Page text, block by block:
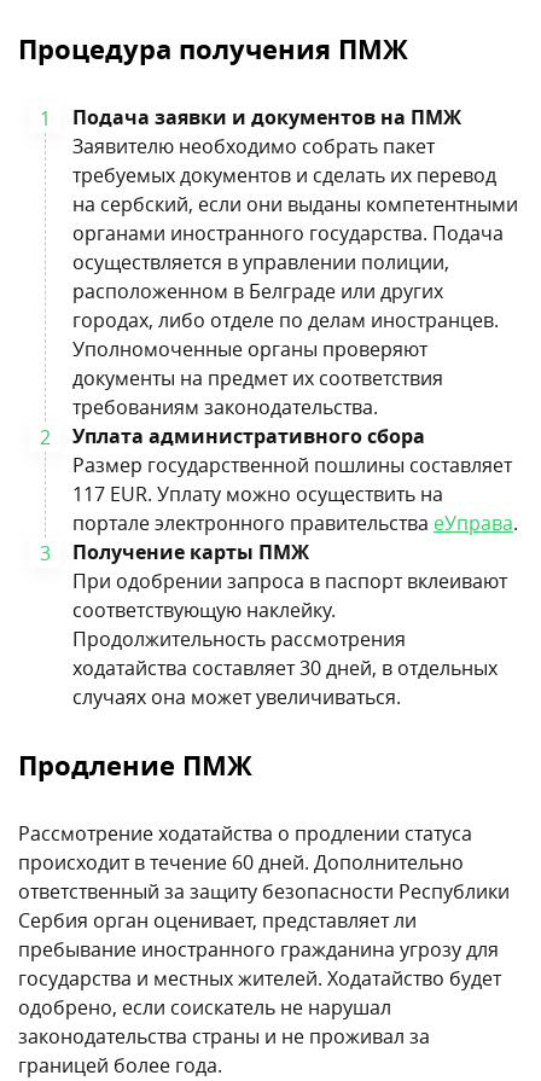
Процедура получения ПМЖ
Подача заявки и документов на ПМЖ
Заявителю необходимо собрать пакет
требуемых документов и сделать их перевод
на сербский, если они выданы компетентными
органами иностранного государства. Подача
осуществляется в управлении полиции,
расположенном в Белграде или других
городах, либо отделе по делам иностранцев.
Уполномоченные органы проверяют
документы на предмет их соответствия
требованиям законодательства.
Уплата административного сбора
Размер государственной пошлины составляет
117 EUR. Уплату можно осуществить на
портале электронного правительства еУправа.
Получение карты ПМЖ
При одобрении запроса в паспорт вклеивают
соответствующую наклейку.
Продолжительность рассмотрения
ходатайства составляет 30 дней, в отдельных
случаях она может увеличиваться.
Продление ПМЖ
Рассмотрение ходатайства о продлении статуса
происходит в течение 60 дней. Дополнительно
ответственный за защиту безопасности Республики
Сербия орган оценивает, представляет ли
пребывание иностранного гражданина угрозу для
государства и местных жителей. Ходатайство будет
одобрено, если соискатель не нарушал
законодательства страны и не проживал за
границей более года.